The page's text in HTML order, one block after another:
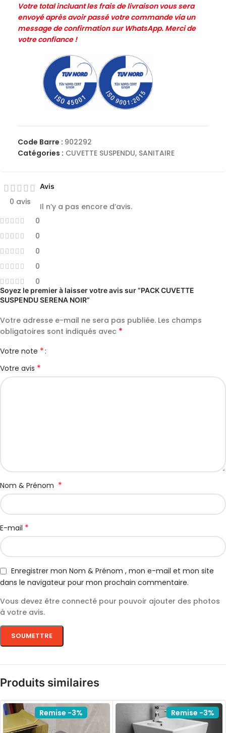
Votre total incluant les frais de livraison vous sera
envoyé après avoir passé votre commande via un
message de confirmation sur WhatsApp. Merci de
votre confiance !
Code Barre : 902292
Catégories : CUVETTE SUSPENDU, SANITAIRE
0 avis
0
0
0
0
0
Avis
Il n’y a pas encore d’avis.
Soyez le premier à laisser votre avis sur “PACK CUVETTE
SUSPENDU SERENA NOIR”
Votre adresse e-mail ne sera pas publiée. Les champs
obligatoires sont indiqués avec *
Votre note *
Votre avis *
Nom & Prénom *
E-mail *
Enregistrer mon Nom & Prénom , mon e-mail et mon site
dans le navigateur pour mon prochain commentaire.
Vous devez être connecté pour pouvoir ajouter des photos
à votre avis.
Produits similaires
Remise -3% Remise -3%